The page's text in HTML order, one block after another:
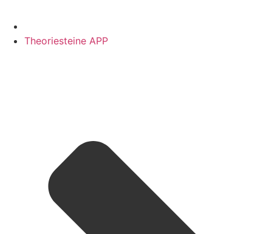
Theoriesteine APP